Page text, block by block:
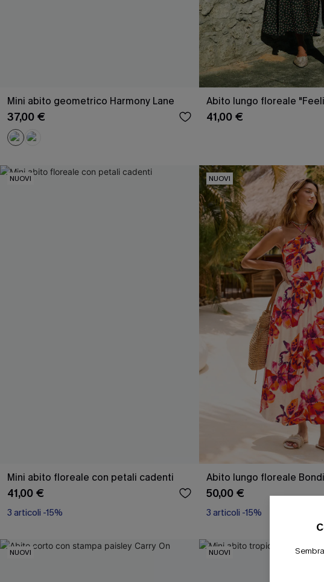
Mini abito geometrico Harmony Lane
37,00 €
Abito lungo floreale
41,00 €
NUOVI
Mini abito floreale con petali cadenti
41,00 €
3 articoli -15%
NUOVI
Abito lungo floreale
50,00 €
3 articoli -15%
NUOVI NUOVI